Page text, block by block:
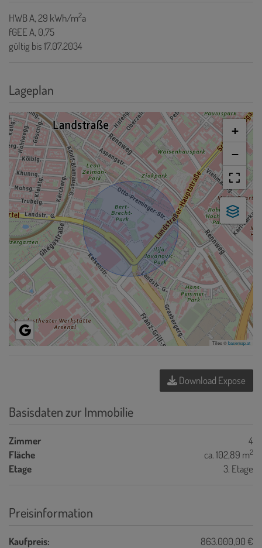
HWBA, 29 kWh/m2a
fGEEA, 0,75
gültig bis17.07.2034
Lageplan
+
−
Tiles ©basemap.at
Download Expose
Basisdaten zur Immobilie
Zimmer
4
Fläche
ca. 102,89 m2
Etage 3. Etage
Preisinformation
Kaufpreis: 863.000,00 €